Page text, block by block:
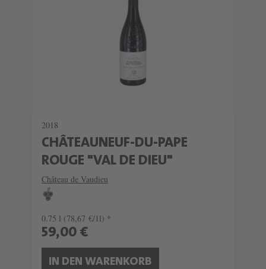
2018
CHÂTEAUNEUF-DU-PAPE
ROUGE "VAL DE DIEU"
Château de Vaudieu
0.75 l (78,67 €/1l) *
59,00 €
IN DEN WARENKORB